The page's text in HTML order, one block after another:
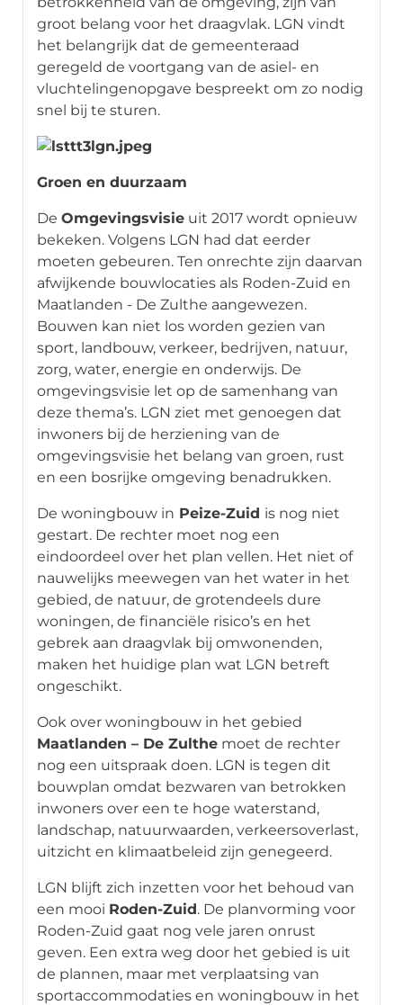
groot belang voor het draagvlak. LGN vindt
het belangrijk dat de gemeenteraad
geregeld de voortgang van de asiel- en
vluchtelingenopgave bespreekt om zo nodig
snel bij te sturen.
Groen en duurzaam
De Omgevingsvisie uit 2017 wordt opnieuw
bekeken. Volgens LGN had dat eerder
moeten gebeuren. Ten onrechte zijn daarvan
afwijkende bouwlocaties als Roden-Zuid en
Maatlanden - De Zulthe aangewezen.
Bouwen kan niet los worden gezien van
sport, landbouw, verkeer, bedrijven, natuur,
zorg, water, energie en onderwijs. De
omgevingsvisie let op de samenhang van
deze thema’s. LGN ziet met genoegen dat
inwoners bij de herziening van de
omgevingsvisie het belang van groen, rust
en een bosrijke omgeving benadrukken.
De woningbouw in Peize-Zuid is nog niet
gestart. De rechter moet nog een
eindoordeel over het plan vellen. Het niet of
nauwelijks meewegen van het water in het
gebied, de natuur, de grotendeels dure
woningen, de financiële risico’s en het
gebrek aan draagvlak bij omwonenden,
maken het huidige plan wat LGN betreft
ongeschikt.
Ook over woningbouw in het gebied
Maatlanden – De Zulthe moet de rechter
nog een uitspraak doen. LGN is tegen dit
bouwplan omdat bezwaren van betrokken
inwoners over een te hoge waterstand,
landschap, natuurwaarden, verkeersoverlast,
uitzicht en klimaatbeleid zijn genegeerd.
LGN blijft zich inzetten voor het behoud van
een mooi Roden-Zuid. De planvorming voor
Roden-Zuid gaat nog vele jaren onrust
geven. Een extra weg door het gebied is uit
de plannen, maar met verplaatsing van
sportaccommodaties en woningbouw in het